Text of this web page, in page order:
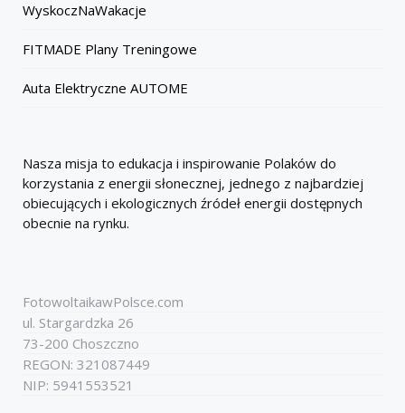
WyskoczNaWakacje
FITMADE Plany Treningowe
Auta Elektryczne AUTOME
Nasza misja to edukacja i inspirowanie Polaków do
korzystania z energii słonecznej, jednego z najbardziej
obiecujących i ekologicznych źródeł energii dostępnych
obecnie na rynku.
FotowoltaikawPolsce.com
ul. Stargardzka 26
73-200 Choszczno
REGON: 321087449
NIP: 5941553521